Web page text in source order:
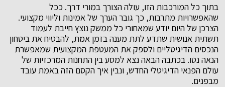
בתוך כל המורכבות הזו, עולה הצורך במורי דרך. ככל
שהאפשרויות מתרבות, כך גובר הערך של אמינות וליווי מקצועי.
הצרכן של היום יודע שמאחורי כל ממשק נוצץ חייבת לעמוד
תשתית אנושית שתדע לתת מענה בזמן אמת, להבטיח את ביטחון
הנכסים הדיגיטליים ולספק את המעטפת המקצועית שמאפשרת
הנאה נטו. בכתבה הבאה נצא למסע בין התחנות המרכזיות של
עולם הפנאי הדיגיטלי החדש, ונבין איך הקסם הזה באמת עובד
מבפנים.